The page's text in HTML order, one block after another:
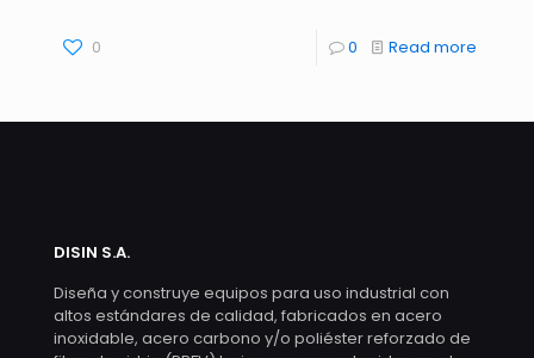
0 0 Read more
DISIN S.A.
Diseña y construye equipos para uso industrial con
altos estándares de calidad, fabricados en acero
inoxidable, acero carbono y/o poliéster reforzado de